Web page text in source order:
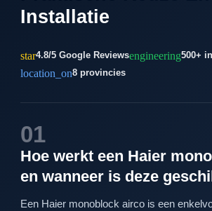
Installatie
star4.8/5 Google Reviewsengineering500+
location_on8 provincies
01
Hoe werkt een Haier
en wanneer is deze
Een Haier monoblock airco is een